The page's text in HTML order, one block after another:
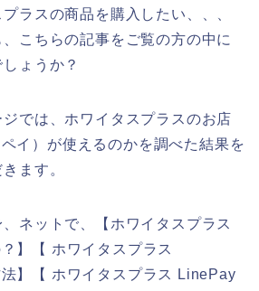
ラスの商品を購入したい、、、
こちらの記事をご覧の方の中に
ょうか？
では、ホワイタスプラスのお店
イ）が使えるのかを調べた結果を
ます。
ネットで、【ホワイタスプラス
】【 ホワイタスプラス
】【 ホワイタスプラス LinePay